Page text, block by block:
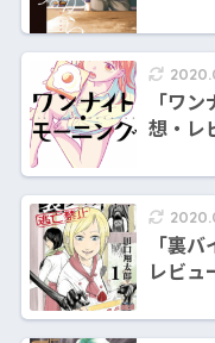
「ワ
想・レ
「裏
レビュ